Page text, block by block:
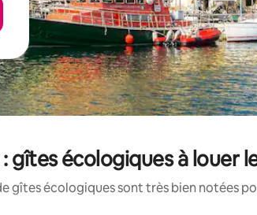
gîtes écologiques à louer
gîtes écologiques sont très bien notées